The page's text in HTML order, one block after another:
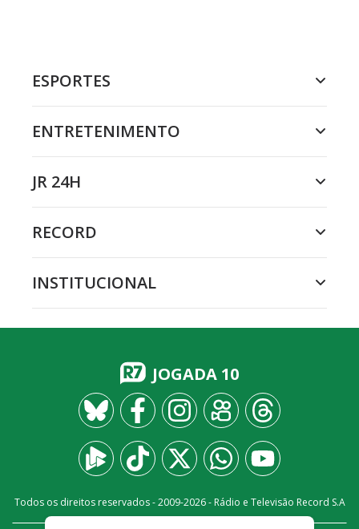
ESPORTES
ENTRETENIMENTO
JR 24H
RECORD
INSTITUCIONAL
JOGADA 10
Todos os direitos reservados - 2009-2026- Rádio e Televisão Record S.A